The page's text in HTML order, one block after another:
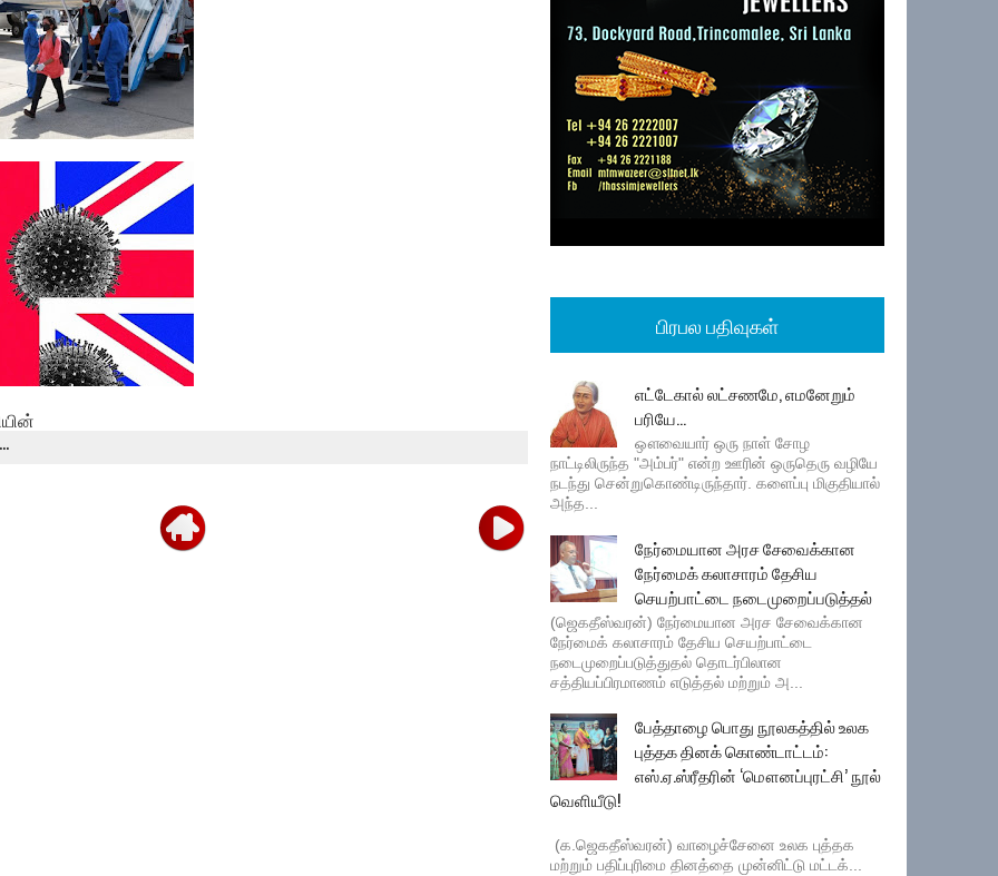
பிரபல பதிவுகள்
எட்டேகால் லட்சணமே, எமனேறும்
பரியே...
ஔவையார் ஒரு நாள் சோழ
நாட்டிலிருந்த "அம்பர்" என்ற ஊரின் ஒருதெரு வழியே
நடந்து சென்றுகொண்டிருந்தார். களைப்பு மிகுதியால்
அந்த...
நேர்மையான அரச சேவைக்கான
நேர்மைக் கலாசாரம் தேசிய
செயற்பாட்டை நடைமுறைப்படுத்தல்
(ஜெகதீஸ்வரன்) நேர்மையான அரச சேவைக்கான
நேர்மைக் கலாசாரம் தேசிய செயற்பாட்டை
நடைமுறைப்படுத்துதல் தொடர்பிலான
சத்தியப்பிரமாணம் எடுத்தல் மற்றும் அ...
பேத்தாழை பொது நூலகத்தில் உலக
புத்தக தினக் கொண்டாட்டம்:
எஸ்.ஏ.ஸ்ரீதரின் ‘மௌனப்புரட்சி’ நூல்
வெளியீடு!
(க.ஜெகதீஸ்வரன்) வாழைச்சேனை உலக புத்தக
மற்றும் பதிப்புரிமை தினத்தை முன்னிட்டு மட்டக்...